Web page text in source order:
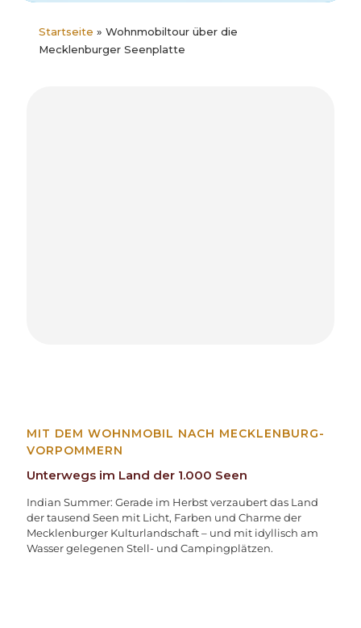
Startseite » Wohnmobiltour über die
Mecklenburger Seenplatte
MIT DEM WOHNMOBIL NACH MECKLENBURG-
VORPOMMERN
Unterwegs im Land der 1.000 Seen
Indian Summer: Gerade im Herbst verzaubert das Land
der tausend Seen mit Licht, Farben und Charme der
Mecklenburger Kulturlandschaft – und mit idyllisch am
Wasser gelegenen Stell- und Campingplätzen.